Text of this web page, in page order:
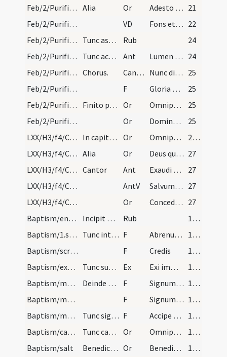
Feb/2/Purificatio BMV/Candlemas
Alia Or Adesto supplicationibus nostris omnipotens Deus et has candelas tua benedictione perfunde ... veritatis oberret. 21
Feb/2/Purificatio BMV/Candlemas
VD Fons et origo totius lucis 22
Feb/2/Purificatio BMV/Candlemas
Tunc aspergantur aqua et turificentur a sacerdote. Rub
24
Feb/2/Purificatio BMV/Candlemas
Tunc accendantur cerei per presbyterum distributi… Ant Lumen ad revelationem gentium 24
Feb/2/Purificatio BMV/Candlemas
Chorus. CantNT Nunc dimittis 25
Feb/2/Purificatio BMV/Candlemas
F Gloria Patri
25
Feb/2/Purificatio BMV/Candlemas
Finito psalmo subiungat sacerdos. Or Omnipotens sempiterne Deus qui Unigenitum tuum ante tempora ... mereamur irradiari.
25
Feb/2/Purificatio BMV/Candlemas
Or Domine Iesu Christe qui hodierna die in nostrae carnis ... fideliter diligamus.
25
LXX/H3/f4/Cin/Ash Wednesday/blessing of ashes/1
In capite ieiunii. Benedictio cineris. Dominus vo… Or Omnipotens sempiterne Deus parce metuentibus ... animae tutelam percipiant. Per
26 (11v)
LXX/H3/f4/Cin/Ash Wednesday/blessing of ashes/2 Alia Or Deus qui humiliatione flecteris et satisfactione ... manere intacta decernas. Per 27
LXX/H3/f4/Cin/Ash Wednesday Cantor Ant Exaudi nos Domine
27
LXX/H3/f4/Cin/Ash Wednesday
AntV Salvum me 27
LXX/H3/f4/Cin/Ash Wednesday/3
Or Concede nobis Domine praesidia ... muniamur auxiliis. Per 27
Baptism/enrollment
Incipit ordo catechumeni. Vocentur infantes ante… Rub
101 (49r)
Baptism/1.scrutiny/1
Tunc interroget sacerdos de nominibus singulorum… F Abrenuntias Satanae
101 (49r)
Baptism/scrutiny/2
F Credis
101 (49r)
Baptism/exsufflation/1
Tunc sufflet in faciem singulorum dicens. Ex Exi immunde spiritus et da locum Spiritui Sancto Paraclito.
102 (49v)
Baptism/marking/3
Deinde signet frontes infantum cum saliva unum qu… F Signum sanctae Crucis
102 (49v)
Baptism/marking/4
F Signum Salvatoris Domini nostri Iesu Christi in pectus tuum pono.
102 (49v)
Baptism/marking/5
Tunc signet in frontes infantum dicens. F Accipe signum sanctae ... cole Deum
102 (49v)
Baptism/catechumenal initiation/1
Tunc catechizet eos his verbis. Or Omnipotens ... respicere dignare
103 (50r)
Baptism/salt
Benedictio salis. Or Benedic omnipotens 104 (50v)